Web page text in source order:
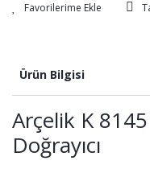
Ürün Bilgisi
Arçelik K
Doğrayıcı